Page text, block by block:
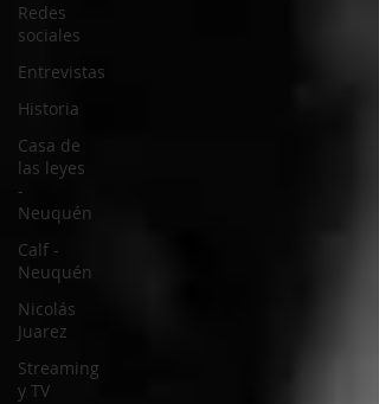
Redes
sociales
Entrevistas
Historia
Casa de
las leyes
-
Neuquén
Calf -
Neuquén
Nicolás
Juarez
Streaming
y TV